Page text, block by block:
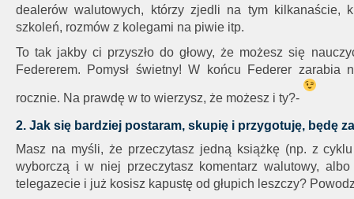
dealerów walutowych, którzy zjedli na tym kilkanaście,
szkoleń, rozmów z kolegami na piwie itp.
To tak jakby ci przyszło do głowy, że możesz się
Federerem. Pomysł świetny! W końcu Federer
rocznie. Na prawdę w to wierzysz, że możesz i ty?-
2. Jak się bardziej postaram, skupię i przygotuję, będę
Masz na myśli, że przeczytasz jedną książkę (np. z
wyborczą i w niej przeczytasz komentarz walutowy,
telegazecie i już kosisz kapustę od głupich leszczy?